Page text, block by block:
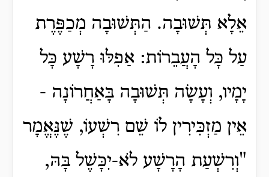
אֵלָא תְּשׁוּבָה. הַתְּשׁוּבָה מְכַפֶּרֶת
עַל כָּל הָעֲבֵרוֹת: אַפִלּוּ רָשָׁע כָּל
יָמָיו, וְעָשָׂה תְּשׁוּבָה בָּאַחֲרוֹנָה -
אֵין מַזְכִּירִין לוֹ שֵׁם רִשְׁעוֹ, שֶׁנֶּאֱמָר
"וְרִשְׁעַת הָרָשָׁע לֹא-יִכָּשֶׁל בָּהּ,